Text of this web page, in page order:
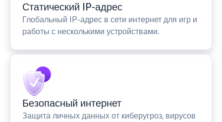
Статический IP-адрес
Глобальный IP-адрес в сети интернет для игр и
работы с несколькими устройствами.
Безопасный интернет
Защита личных данных от киберугроз, вирусов